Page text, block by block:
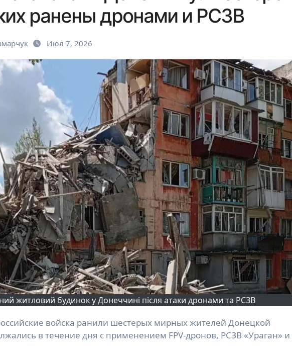
ранены дронами и РСЗВ
Июл 7, 2026
житловий будинок у Донеччині після атаки дронами та РСЗВ
в течение дня с применением FPV-дронов, РСЗВ «Ураган» и